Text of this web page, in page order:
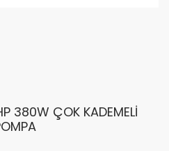
380W ÇOK KADEMELİ